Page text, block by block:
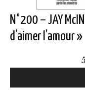
N°200 – JAY
d’aimer l’amour »